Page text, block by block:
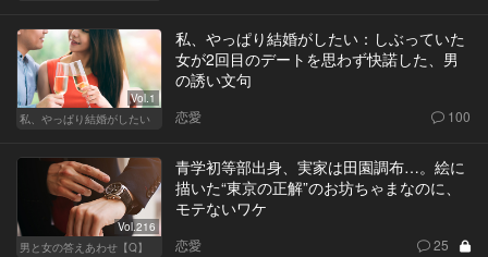
Vol.1
私、やっぱり結婚がしたい
私、やっぱり結婚がしたい：しぶっていた
女が2回目のデートを思わず快諾した、男
の誘い文句
恋愛 100
Vol.216
男と女の答えあわせ【Q】
青学初等部出身、実家は田園調布…。絵に
描いた“東京の正解”のお坊ちゃまなのに、
モテないワケ
恋愛 25